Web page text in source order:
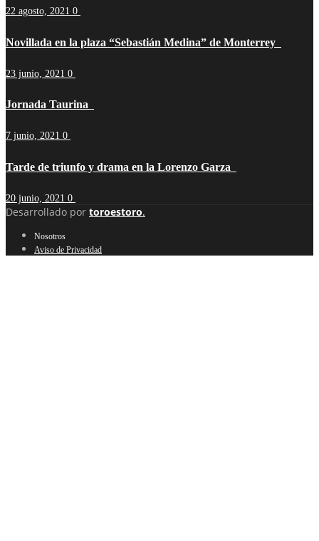
22 agosto, 2021 0
Novillada en la plaza “Sebastián Medina” de Monterrey
23 junio, 2021 0
Jornada Taurina
7 junio, 2021 0
Tarde de triunfo y drama en la Lorenzo Garza
20 junio, 2021 0
Desarrollado por toroestoro.
Nosotros
Aviso de Privacidad